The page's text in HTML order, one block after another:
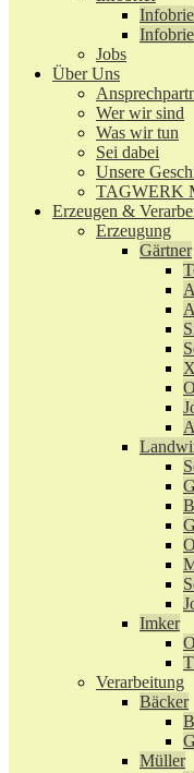
Jobs
Über Uns
Wer wir sind
Was wir tun
Sei dabei
Unsere
TAGWERK
Erzeugen &
Erzeugung
Gärtner
Imker
Verarbeitung
Bäcker
Müller